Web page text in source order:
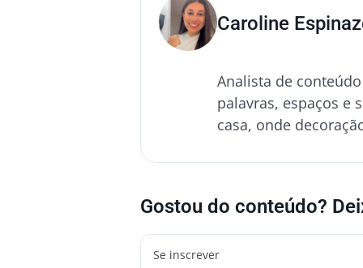
Caroline
Analista de
palavras, espaços e
casa, onde
Gostou do conteúdo?
Se inscrever